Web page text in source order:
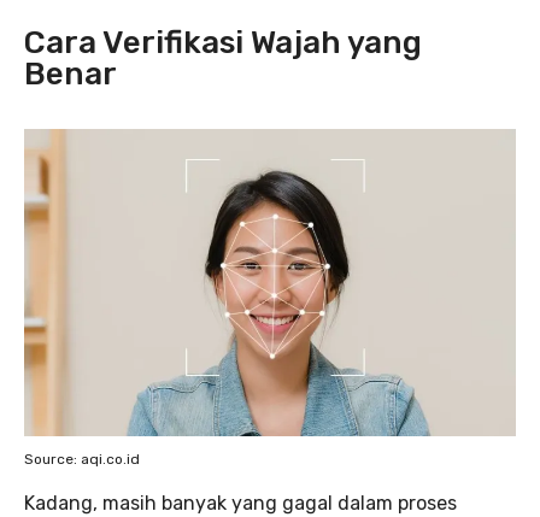
Cara Verifikasi Wajah yang
Benar
Source: aqi.co.id
Kadang, masih banyak yang gagal dalam proses